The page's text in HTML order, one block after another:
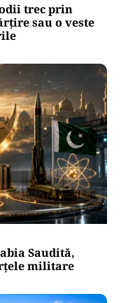
trec prin
sau o veste
Saudită,
militare